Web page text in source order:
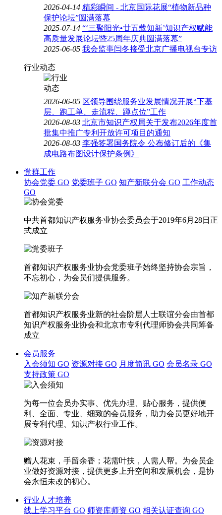
2026-04-14 精彩瞬间 - 北京国际花展“植物新品种
保护论坛”圆满落幕
2025-07-14 “‘三聚阳光•廿五载知新’知识产权赋能
高质量发展论坛暨25周年庆典圆满落幕”
2025-06-05 我会监事闫冬接受北京广播电视台专访
行业动态
2026-06-05 区领导围绕服务业发展情况开展“下基
层、跑工单、走流程、蹲点位”工作
2026-08-03 北京市知识产权局关于发布2026年度首
批集中推广专利开放许可项目的通知
2026-08-03 李强签署国务院令 公布修订后的《集
成电路布图设计保护条例》
党群工作
协会党委 GO 党委班子 GO 知产新联分会 GO 工作动态
GO
中共首都知识产权服务业协会委员会于2019年6月28日正
式成立
首都知识产权服务业协会党委班子始终坚持协会宗旨，
不忘初心，为会员们提供服务。
首都知识产权服务业新的社会阶层人士联谊分会由首都
知识产权服务业协会和北京市专利代理师协会共同筹备
成立
会员服务
入会须知 GO 资源对接 GO 月度简讯 GO 会员名录 GO
支持政策 GO
为每一位会员办实事、优先办理、贴心服务，提供便
利、全面、专业、细致的会员服务，助力会员更好地开
展专利代理、知识产权行业工作。
赠人花束，手留余香；花需叶扶，人需人帮。为会员企
业做好资源对接，提供更多上升空间和发展机会，是协
会永恒未改的初心。
行业人才培养
线上学习平台 GO 师资库师资 GO 相关认证查询 GO